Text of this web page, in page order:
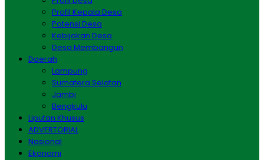
Profil Kepala Desa
Potensi Desa
Kebijakan Desa
Desa Membangun
Daerah
Lampung
Sumatera Selatan
Jambi
Bengkulu
Liputan Khusus
ADVERTORIAL
Nasional
Ekonomi